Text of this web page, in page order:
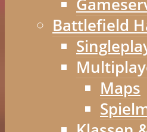
Battlefield
Maps